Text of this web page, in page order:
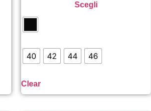
Scegli
40 42 44 46
Clear